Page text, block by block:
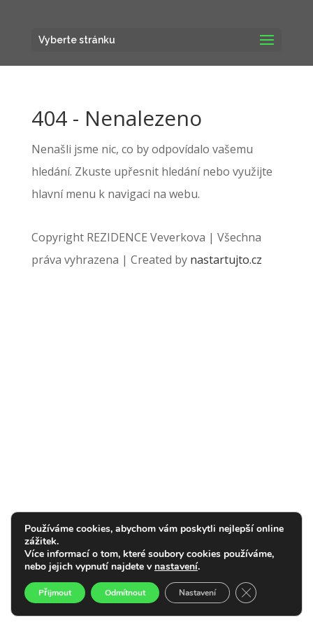
Vyberte stránku
404 - Nenalezeno
Nenašli jsme nic, co by odpovídalo vašemu
hledání. Zkuste upřesnit hledání nebo využijte
hlavní menu k navigaci na webu.
Copyright REZIDENCE Veverkova | Všechna
práva vyhrazena | Created by nastartujto.cz
Používáme cookies, abychom vám poskytli nejlepší online
zážitek.
Více informací o tom, které soubory cookies používáme,
nebo jejich vypnutí najdete v nastavení.
Přijmout Odmítnout Nastavení Zavřít cookie